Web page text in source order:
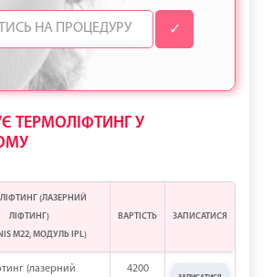
✓
ТЕРМОЛІФТИНГ У
(лазерний
4200
(ЛАЗЕРНИЙ
ЛІФТИНГ)
M22, МОДУЛЬ IPL)
ВАРТІСТЬ ЗАПИСАТИСЯ